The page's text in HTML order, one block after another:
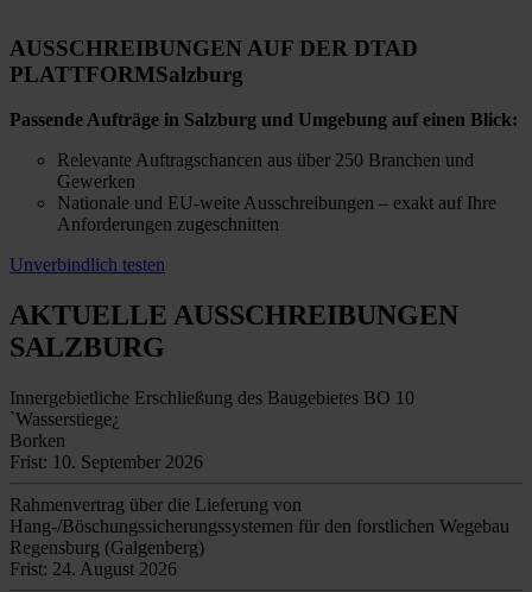
AUSSCHREIBUNGEN AUF DER DTAD
PLATTFORMSalzburg
Passende Aufträge in Salzburg und Umgebung auf einen Blick:
Relevante Auftragschancen aus über 250 Branchen und
Gewerken
Nationale und EU-weite Ausschreibungen – exakt auf Ihre
Anforderungen zugeschnitten
Unverbindlich testen
AKTUELLE AUSSCHREIBUNGEN
SALZBURG
Innergebietliche Erschließung des Baugebietes BO 10
`Wasserstiege¿
Borken
Frist: 10. September 2026
Rahmenvertrag über die Lieferung von
Hang-/Böschungssicherungssystemen für den forstlichen Wegebau
Regensburg (Galgenberg)
Frist: 24. August 2026